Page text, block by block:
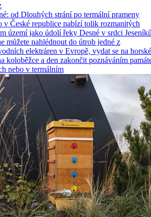
od Dlouhých strání po termální prameny
v České republice nabízí tolik rozmanitých
území jako údolí řeky Desné v srdci
můžete nahlédnout do útrob jedné z
elektráren v Evropě, vydat se na horské
koloběžce a den zakončit poznáváním
nebo v termálním